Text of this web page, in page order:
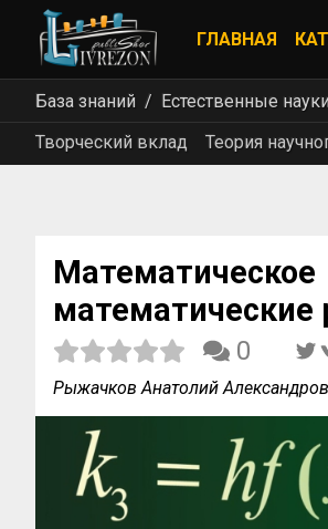
ГЛАВНАЯ
База знаний
Естественные науки
Творческий вклад
Теория
математические
0
Рыжачков Анатолий